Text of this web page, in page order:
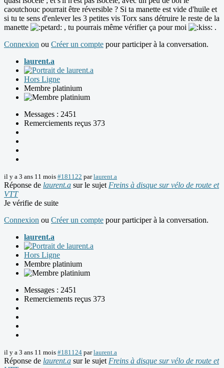
caoutchouc pourrait être réversible ? Si ta manette est vide d'huile et
si tu te sens d'enlever les 3 petites vis Torx sans détruire le reste de la
manette
, tu pourrais même vérifier ça pour moi
.
Connexion ou Créer un compte pour participer à la conversation.
laurent.a
Hors Ligne
Membre platinium
Messages : 2451
Remerciements reçus 373
il y a 3 ans 11 mois #181122 parlaurent.a
Réponse de laurent.a sur le sujet Freins à disque sur vélo de route et
VTT
Je vérifie de suite
Connexion ou Créer un compte pour participer à la conversation.
laurent.a
Hors Ligne
Membre platinium
Messages : 2451
Remerciements reçus 373
il y a 3 ans 11 mois #181124 parlaurent.a
Réponse de laurent.a sur le sujet Freins à disque sur vélo de route et